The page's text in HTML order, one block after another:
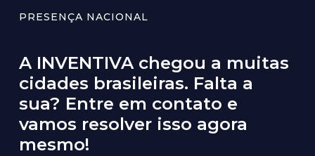
PRESENÇA NACIONAL
A INVENTIVA chegou a muitas
cidades brasileiras. Falta a
sua? Entre em contato e
vamos resolver isso agora
mesmo!